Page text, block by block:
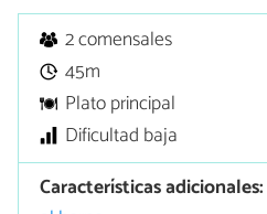
2 comensales
45m
Plato principal
Dificultad baja
Características adicionales: